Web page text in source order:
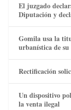
El juzgado
Diputación y
Gomila usa la
urbanística de
Rectificación
Un dispositivo
la venta ilegal